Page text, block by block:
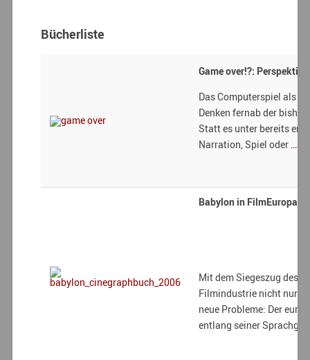
Bücherliste
Game over!?:
Das Computerspiel als
Denken fernab der
Statt es unter bereits
Narration, Spiel oder
Babylon in FilmEuropa
Mit dem Siegeszug des
Filmindustrie nicht nur
neue Probleme: Der
entlang seiner